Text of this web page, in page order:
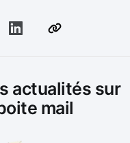
actualités sur
mail